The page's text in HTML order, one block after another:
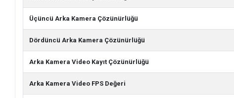
Üçüncü Arka Kamera Çözünürlüğü
Dördüncü Arka Kamera Çözünürlüğü
Arka Kamera Video Kayıt Çözünürlüğü
Arka Kamera Video FPS Değeri